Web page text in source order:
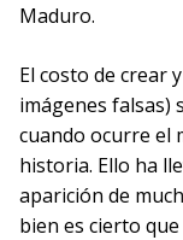
Maduro.
El costo de crear
imágenes falsas)
cuando ocurre el
historia. Ello ha
aparición de
bien es cierto